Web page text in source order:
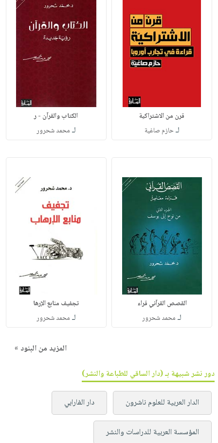
قرن من الاشتراكية
لـحازم صاغية
الكتاب والقرآن - ر
لـ محمد شحرور
القصص القرآني قراء
لـ محمد شحرور
تجفيف منابع الإرها
لـ محمد شحرور
المزيد من البنود »
دور نشر شبيهة بـ (دار الساقي للطباعة والنشر)
الدار العربية للعلوم ناشرون دار الفارابي
المؤسسة العربية للدراسات والنشر